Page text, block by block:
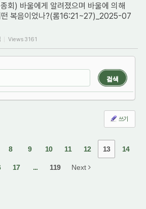
회) 바울에게 알려졌으며 바울에 의해
떤 복음이었나?(롬16:21~27)_2025-07
Views 3161
검색
쓰기
8 9 10 11 12 13 14
17 ... 119 Next